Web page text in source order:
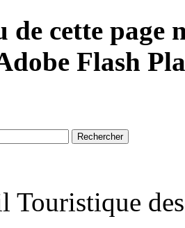
de cette page
Flash
Touristique